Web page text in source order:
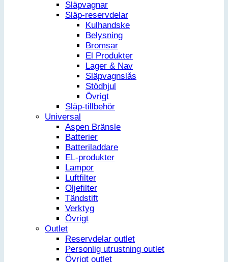
Släpvagnar
Släp-reservdelar
Kulhandske
Belysning
Bromsar
El Produkter
Lager & Nav
Släpvagnslås
Stödhjul
Övrigt
Släp-tillbehör
Universal
Aspen Bränsle
Batterier
Batteriladdare
EL-produkter
Lampor
Luftfilter
Oljefilter
Tändstift
Verktyg
Övrigt
Outlet
Reservdelar outlet
Personlig utrustning outlet
Övrigt outlet